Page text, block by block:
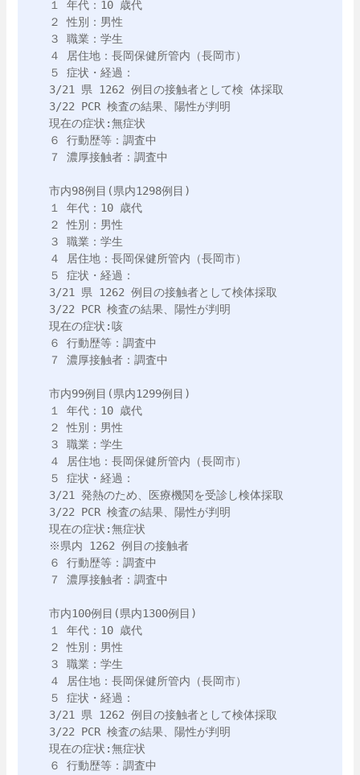
１ 年代：10 歳代
２ 性別：男性
３ 職業：学生
４ 居住地：長岡保健所管内（長岡市）
５ 症状・経過：
3/21 県 1262 例目の接触者として検 体採取
3/22 PCR 検査の結果、陽性が判明
現在の症状:無症状
６ 行動歴等：調査中
７ 濃厚接触者：調査中
市内98例目(県内1298例目)
１ 年代：10 歳代
２ 性別：男性
３ 職業：学生
４ 居住地：長岡保健所管内（長岡市）
５ 症状・経過：
3/21 県 1262 例目の接触者として検体採取
3/22 PCR 検査の結果、陽性が判明
現在の症状:咳
６ 行動歴等：調査中
７ 濃厚接触者：調査中
市内99例目(県内1299例目)
１ 年代：10 歳代
２ 性別：男性
３ 職業：学生
４ 居住地：長岡保健所管内（長岡市）
５ 症状・経過：
3/21 発熱のため、医療機関を受診し検体採取
3/22 PCR 検査の結果、陽性が判明
現在の症状:無症状
※県内 1262 例目の接触者
６ 行動歴等：調査中
７ 濃厚接触者：調査中
市内100例目(県内1300例目)
１ 年代：10 歳代
２ 性別：男性
３ 職業：学生
４ 居住地：長岡保健所管内（長岡市）
５ 症状・経過：
3/21 県 1262 例目の接触者として検体採取
3/22 PCR 検査の結果、陽性が判明
現在の症状:無症状
６ 行動歴等：調査中